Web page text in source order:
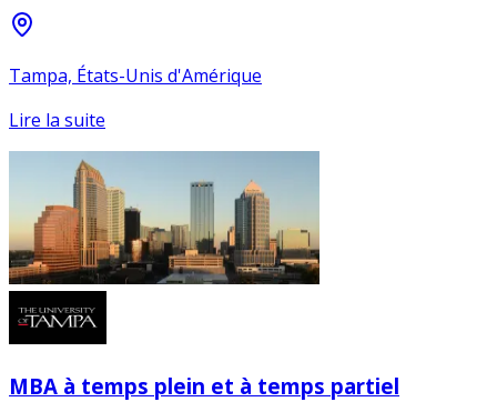
Tampa, États-Unis d'Amérique
Lire la suite
MBA à temps plein et à temps partiel